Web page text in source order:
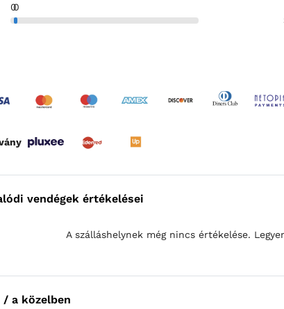
00
vendégek értékelései
A szálláshelynek még nincs értékelése.
a közelben